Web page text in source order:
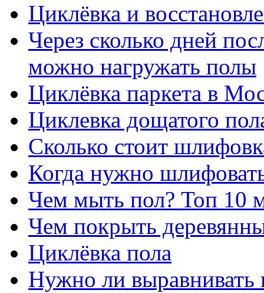
Циклёвка и
Через сколько дней
можно нагружать полы
Циклёвка паркета в
Циклевка дощатого
Сколько стоит
Когда нужно
Чем мыть пол? Топ 10
Чем покрыть
Циклёвка пола
Нужно ли выравнивать